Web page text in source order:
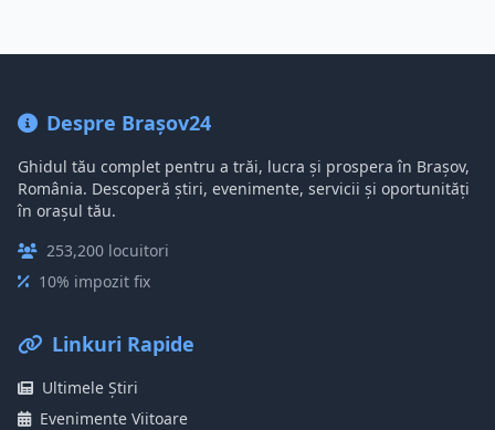
Despre Brașov24
Ghidul tău complet pentru a trăi, lucra și prospera în Brașov,
România. Descoperă știri, evenimente, servicii și oportunități
în orașul tău.
253,200 locuitori
10% impozit fix
Linkuri Rapide
Ultimele Știri
Evenimente Viitoare